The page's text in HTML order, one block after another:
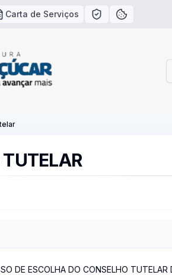
Carta de Serviços Política dePolítica de
DE ESCOLHA DO CONSELHO